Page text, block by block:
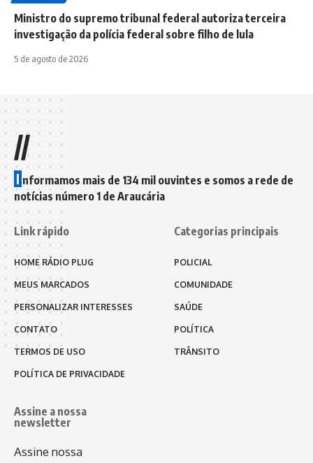
Ministro do supremo tribunal federal autoriza terceira
investigação da polícia federal sobre filho de lula
5 de agosto de 2026
//
I nformamos mais de 134 mil ouvintes e somos a rede de
notícias número 1 de Araucária
Link rápido
HOME RÁDIO PLUG
MEUS MARCADOS
PERSONALIZAR INTERESSES
CONTATO
TERMOS DE USO
POLÍTICA DE PRIVACIDADE
Categorias principais
POLICIAL
COMUNIDADE
SAÚDE
POLÍTICA
TRÂNSITO
Assine a nossa
newsletter
Assine nossa